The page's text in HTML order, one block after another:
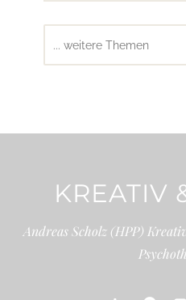
KREATIV
Andreas Scholz (HPP)